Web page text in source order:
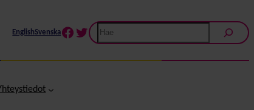
EnglishSvenskaFacebook
Twitter
Etsi